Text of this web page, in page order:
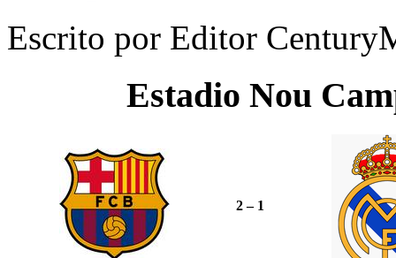
Escrito por Editor
Estadio Nou
2 – 1